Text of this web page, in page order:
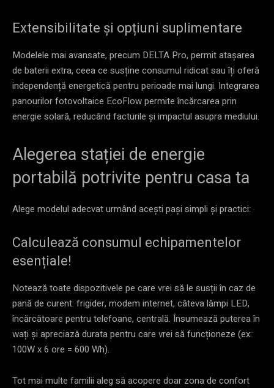
Extensibilitate și opțiuni suplimentare
Modelele mai avansate, precum DELTA Pro, permit atașarea
de baterii extra, ceea ce susține consumul ridicat sau îți oferă
independență energetică pentru perioade mai lungi. Integrarea
panourilor fotovoltaice EcoFlow permite încărcarea prin
energie solară, reducând facturile și impactul asupra mediului.
Alegerea stației de energie
portabilă potrivite pentru casa ta
Alege modelul adecvat urmând acești pași simpli și practici:
Calculează consumul echipamentelor
esențiale!
Notează toate dispozitivele pe care vrei să le susții în caz de
pană de curent: frigider, modem internet, câteva lămpi LED,
încărcătoare pentru telefoane, centrală. Însumează puterea în
wați și apreciază durata pentru care vrei să funcționeze (ex:
100W x 6 ore = 600 Wh).
Tot mai multe familii aleg să acopere doar zona de confort